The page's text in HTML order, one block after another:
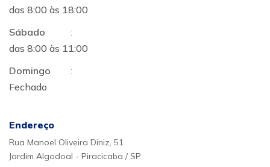
das 8:00 às 18:00
Sábado
:
das 8:00 às 11:00
Domingo
:
Fechado
Endereço
Rua Manoel Oliveira Diniz, 51
Jardim Algodoal - Piracicaba / SP